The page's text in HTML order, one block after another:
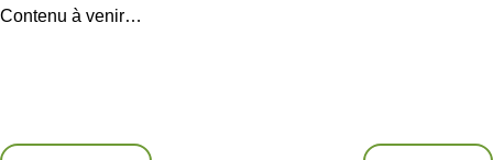
Contenu à venir…